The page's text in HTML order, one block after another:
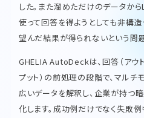
した。また溜めただけのデータか
使って回答を得ようとしても非構
望んだ結果が得られないという問
GHELIA AutoDeckは、回答（アウト
プット）の前処理の段階で、マル
広いデータを解釈し、企業が持つ
化します。成功例だけでなく失敗